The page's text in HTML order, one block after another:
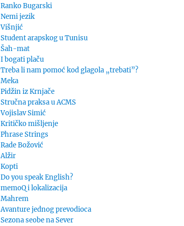
Ranko Bugarski
Nemi jezik
Višnjić
Student arapskog u Tunisu
Šah-mat
I bogati plaču
Treba li nam pomoć kod glagola „trebati”?
Meka
Pidžin iz Krnjače
Stručna praksa u ACMS
Vojislav Simić
Kritičko mišljenje
Phrase Strings
Rade Božović
Alžir
Kopti
Do you speak English?
memoQ i lokalizacija
Mahrem
Avanture jednog prevodioca
Sezona seobe na Sever